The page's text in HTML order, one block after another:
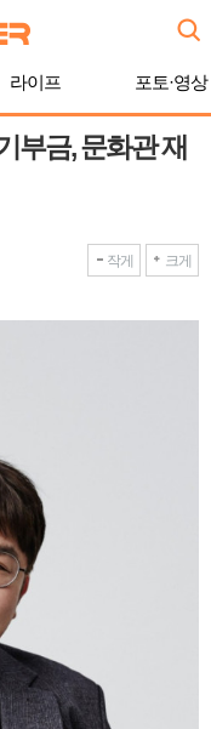
라이프 포토·영상
부금, 문화관 재
작게 크게